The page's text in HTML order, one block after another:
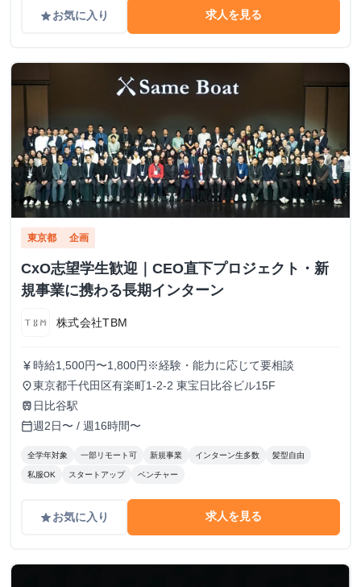
gradeお気に入り 求人を見る
東京都 企画
CxO志望学生歓迎｜CEO直下プロジェクト・新
規事業に携わる長期インターン
株式会社TBM
currency_yen 時給1,500円〜1,800円※経験・能力に応じて要相談
place東京都千代田区有楽町1-2-2 東宝日比谷ビル15F
train 日比谷駅
calendar_today週2日〜 / 週16時間〜
全学年対象 一部リモート可 新規事業 インターン生多数 髪型自由
私服OK スタートアップ ベンチャー
gradeお気に入り 求人を見る